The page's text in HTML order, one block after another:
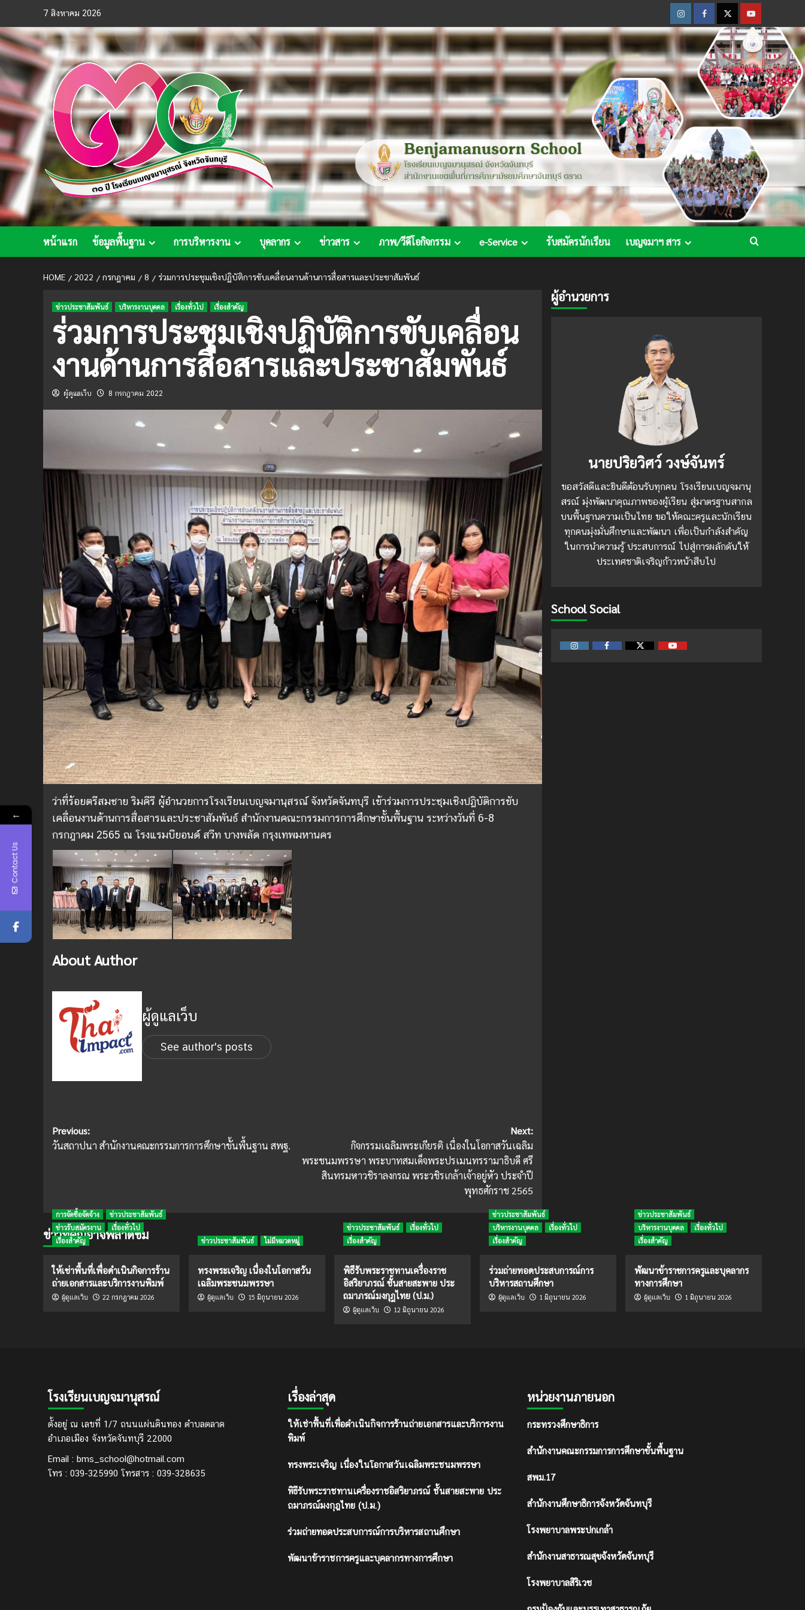
content
7 สิงหาคม 2026
InstagramFacebookTwitterYoutube
หน้าแรก ข้อมูลพื้นฐาน การบริหารงาน บุคลากร ข่าวสาร ภาพ/วีดีโอกิจกรรม e-Service รับสมัครนักเรียน เบญจมาฯ สาร
HOME 2022 กรกฎาคม 8 ร่วมการประชุมเชิงปฏิบัติการขับเคลื่อนงานด้านการสื่อสารและประชาสัมพันธ์
ข่าวประชาสัมพันธ์ บริหารงานบุคคล เรื่องทั่วไป เรื่องสำคัญ
ร่วมการประชุมเชิงปฏิบัติการขับเคลื่อน
งานด้านการสื่อสารและประชาสัมพันธ์
ผู้ดูแลเว็บ 8 กรกฎาคม 2022
ว่าที่ร้อยตรีสมชาย ริมคีรี ผู้อำนวยการโรงเรียนเบญจมานุสรณ์ จังหวัดจันทบุรี เข้าร่วมการประชุมเชิงปฏิบัติการขับ
เคลื่อนงานด้านการสื่อสารและประชาสัมพันธ์ สำนักงานคณะกรรมการการศึกษาขั้นพื้นฐาน ระหว่างวันที่ 6-8
กรกฎาคม 2565 ณ โรงแรมบียอนด์ สวีท บางพลัด กรุงเทพมหานคร
About Author
ผู้ดูแลเว็บ
See author's posts
Post
navigation
Previous:
วันสถาปนา สำนักงานคณะกรรมการการศึกษาขั้นพื้นฐาน สพฐ.
Next:
กิจกรรมเฉลิมพระเกียรติ เนื่องในโอกาสวันเฉลิม
พระชนมพรรษา พระบาทสมเด็จพระปรเมนทรรามาธิบดี ศรี
สินทรมหาวชิราลงกรณ พระวชิรเกล้าเจ้าอยู่หัว ประจำปี
พุทธศักราช 2565
ผู้อำนวยการ
นายปริยวิศว์ วงษ์จันทร์
ขอสวัสดีและยินดีต้อนรับทุกคน โรงเรียนเบญจมานุ
สรณ์ มุ่งพัฒนาคุณภาพของผู้เรียน สู่มาตรฐานสากล
บนพื้นฐานความเป็นไทย ขอให้คณะครูและนักเรียน
ทุกคนมุ่งมั่นศึกษาและพัฒนา เพื่อเป็นกำลังสำคัญ
ในการนำความรู้ ประสบการณ์ ไปสู่การผลักดันให้
ประเทศชาติเจริญก้าวหน้าสืบไป
School Social
InstagramFacebookTwitter Youtube
ข่าวที่คุณอาจพลาดชม
การจัดซื้อจัดจ้าง
ข่าวประชาสัมพันธ์
ข่าวรับสมัครงาน
เรื่องทั่วไป
เรื่องสำคัญ
ให้เช่าพื้นที่เพื่อดำเนินกิจการร้าน
ถ่ายเอกสารและบริการงานพิมพ์
ผู้ดูแลเว็บ 22 กรกฎาคม 2026
ข่าวประชาสัมพันธ์ ไม่มีหมวดหมู่
ทรงพระเจริญ เนื่องในโอกาสวัน
เฉลิมพระชนมพรรษา
ผู้ดูแลเว็บ 15 มิถุนายน 2026
ข่าวประชาสัมพันธ์
เรื่องทั่วไป
เรื่องสำคัญ
พิธีรับพระราชทานเครื่องราช
อิสริยาภรณ์ ชั้นสายสะพาย ประ
ถมาภรณ์มงกุฎไทย (ป.ม.)
ผู้ดูแลเว็บ 12 มิถุนายน 2026
ข่าวประชาสัมพันธ์
บริหารงานบุคคล
เรื่องทั่วไป
เรื่องสำคัญ
ร่วมถ่ายทอดประสบการณ์การ
บริหารสถานศึกษา
ผู้ดูแลเว็บ 1 มิถุนายน 2026
ข่าวประชาสัมพันธ์
บริหารงานบุคคล
เรื่องทั่วไป
เรื่องสำคัญ
พัฒนาข้าราชการครูและบุคลากร
ทางการศึกษา
ผู้ดูแลเว็บ 1 มิถุนายน 2026
โรงเรียนเบญจมานุสรณ์
ตั้งอยู่ ณ เลขที่ 1/7 ถนนแผ่นดินทอง ตำบลตลาด
อำเภอเมือง จังหวัดจันทบุรี 22000
Email : bms_school@hotmail.com
โทร : 039-325990 โทรสาร : 039-328635
เรื่องล่าสุด
ให้เช่าพื้นที่เพื่อดำเนินกิจการร้านถ่ายเอกสารและบริการงาน
พิมพ์
ทรงพระเจริญ เนื่องในโอกาสวันเฉลิมพระชนมพรรษา
พิธีรับพระราชทานเครื่องราชอิสริยาภรณ์ ชั้นสายสะพาย ประ
ถมาภรณ์มงกุฎไทย (ป.ม.)
ร่วมถ่ายทอดประสบการณ์การบริหารสถานศึกษา
พัฒนาข้าราชการครูและบุคลากรทางการศึกษา
หน่วยงานภายนอก
กระทรวงศึกษาธิการ
สำนักงานคณะกรรมการการศึกษาขั้นพื้นฐาน
สพม.17
สำนักงานศึกษาธิการจังหวัดจันทบุรี
โรงพยาบาลพระปกเกล้า
สำนักงานสาธารณสุขจังหวัดจันทบุรี
โรงพยาบาลสิริเวช
←
Contact Us